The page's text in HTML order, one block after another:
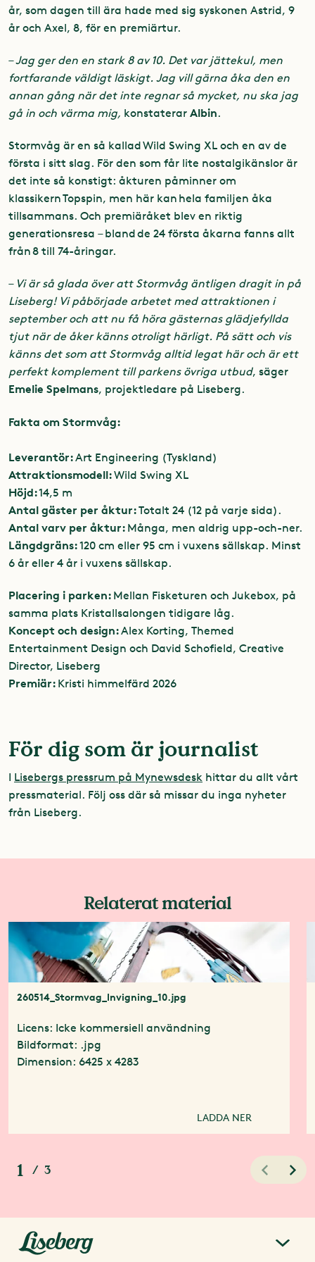
år, som dagen till ära hade med sig syskonen Astrid, 9
år och Axel, 8, för en premiärtur.
–Jag ger den en stark 8 av 10. Det var jättekul, men
fortfarande väldigt läskigt. Jag vill gärna åka den en
annan gång när det inte regnar så mycket, nu ska jag
gå in och värma mig, konstaterar Albin.
Stormvåg är en så kallad Wild Swing XL och en av de
första i sitt slag. För den som får lite nostalgikänslor är
det inte så konstigt: åkturen påminner om
klassikern Topspin, men här kan hela familjen åka
tillsammans. Och premiäråket blev en riktig
generationsresa – bland de 24 första åkarna fanns allt
från 8 till 74-åringar.
– Vi är så glada över att Stormvåg äntligen dragit in på
Liseberg! Vi påbörjade arbetet med attraktionen i
september och att nu få höra gästernas glädjefyllda
tjut när de åker känns otroligt härligt. På sätt och vis
känns det som att Stormvåg alltid legat här och är ett
perfekt komplement till parkens övriga utbud, säger
Emelie Spelmans, projektledare på Liseberg.
Fakta om Stormvåg:
Leverantör:Art Engineering (Tyskland)
Attraktionsmodell:Wild Swing XL
Höjd:14,5 m
Antal gäster per åktur:Totalt 24 (12 på varje sida).
Antal varv per åktur: Många, men aldrig upp-och-ner.
Längdgräns:120 cm eller 95 cm i vuxens sällskap. Minst
6 år eller 4 år i vuxens sällskap.
Placering i parken: Mellan Fisketuren och Jukebox, på
samma plats Kristallsalongen tidigare låg.
Koncept och design:Alex Korting, Themed
Entertainment Design och David Schofield, Creative
Director, Liseberg
Premiär: Kristi himmelfärd 2026
För dig som är journalist
I Lisebergs pressrum på Mynewsdesk hittar du allt vårt
pressmaterial. Följ oss där så missar du inga nyheter
från Liseberg.
Relaterat material
260514_Stormvag_Invigning_10.jpg
Licens: Icke kommersiell användning
Bildformat: .jpg
Dimension: 6425 x 4283
LADDA NER
1 / 3